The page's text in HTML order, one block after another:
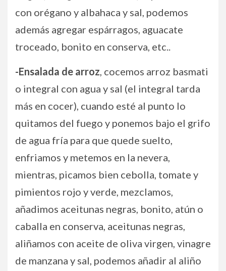
con orégano y albahaca y sal, podemos
además agregar espárragos, aguacate
troceado, bonito en conserva, etc..
-Ensalada de arroz, cocemos arroz basmati
o integral con agua y sal (el integral tarda
más en cocer), cuando esté al punto lo
quitamos del fuego y ponemos bajo el grifo
de agua fría para que quede suelto,
enfriamos y metemos en la nevera,
mientras, picamos bien cebolla, tomate y
pimientos rojo y verde, mezclamos,
añadimos aceitunas negras, bonito, atún o
caballa en conserva, aceitunas negras,
aliñamos con aceite de oliva virgen, vinagre
de manzana y sal, podemos añadir al aliño